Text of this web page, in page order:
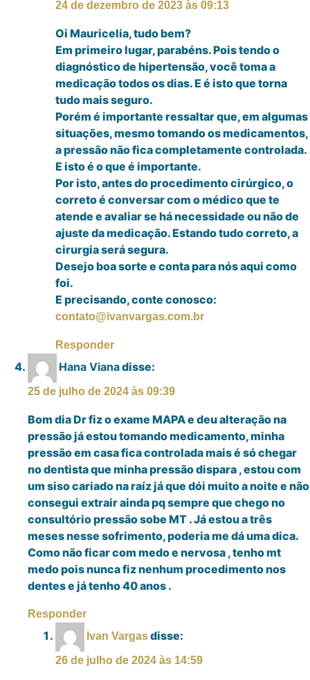
24 de dezembro de 2023 às 09:13
Oi Mauricelia, tudo bem?
Em primeiro lugar, parabéns. Pois tendo o
diagnóstico de hipertensão, você toma a
medicação todos os dias. E é isto que torna
tudo mais seguro.
Porém é importante ressaltar que, em algumas
situações, mesmo tomando os medicamentos,
a pressão não fica completamente controlada.
E isto é o que é importante.
Por isto, antes do procedimento cirúrgico, o
correto é conversar com o médico que te
atende e avaliar se há necessidade ou não de
ajuste da medicação. Estando tudo correto, a
cirurgia será segura.
Desejo boa sorte e conta para nós aqui como
foi.
E precisando, conte conosco:
contato@ivanvargas.com.br
Responder
Hana Vianadisse:
25 de julho de 2024 às 09:39
Bom dia Dr fiz o exame MAPA e deu alteração na
pressão já estou tomando medicamento, minha
pressão em casa fica controlada mais é só chegar
no dentista que minha pressão dispara , estou com
um siso cariado na raíz já que dói muito a noite e não
consegui extrair ainda pq sempre que chego no
consultório pressão sobe MT . Já estou a três
meses nesse sofrimento, poderia me dá uma dica.
Como não ficar com medo e nervosa , tenho mt
medo pois nunca fiz nenhum procedimento nos
dentes e já tenho 40 anos .
Responder
Ivan Vargasdisse:
26 de julho de 2024 às 14:59